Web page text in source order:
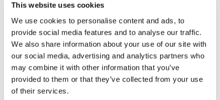
This website uses cookies
We use cookies to personalise content and ads, to
provide social media features and to analyse our traffic.
We also share information about your use of our site with
our social media, advertising and analytics partners who
may combine it with other information that you’ve
provided to them or that they’ve collected from your use
of their services.
Blended class Strategic Brand
Management
Startdatum:
1 oktober 2026
Taal:
Nederlands
Locatie: